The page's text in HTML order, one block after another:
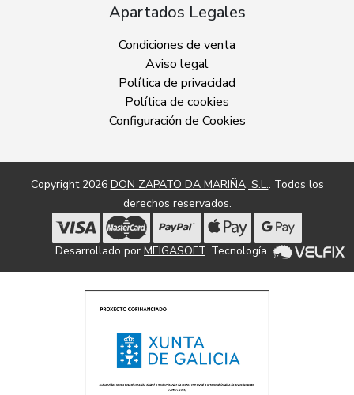
Apartados Legales
Condiciones de venta
Aviso legal
Política de privacidad
Política de cookies
Configuración de Cookies
Copyright 2026 DON ZAPATO DA MARIÑA, S.L.. Todos los
derechos reservados.
Desarrollado por MEIGASOFT. Tecnología